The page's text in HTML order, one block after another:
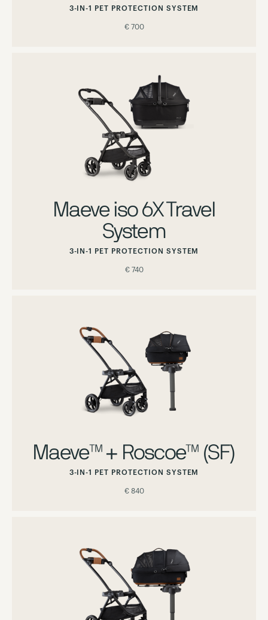
3-IN-1 PET PROTECTION SYSTEM
€ 700
Maeve iso 6X Travel
System
3-IN-1 PET PROTECTION SYSTEM
€ 740
Maeve™ + Roscoe™ (SF)
3-IN-1 PET PROTECTION SYSTEM
€ 840